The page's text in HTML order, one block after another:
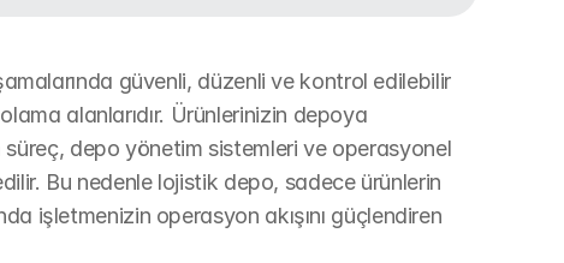
güvenli, düzenli ve kontrol edilebilir
alanlarıdır. Ürünlerinizin depoya
depo yönetim sistemleri ve operasyonel
Bu nedenle lojistik depo, sadece ürünlerin
işletmenizin operasyon akışını güçlendiren